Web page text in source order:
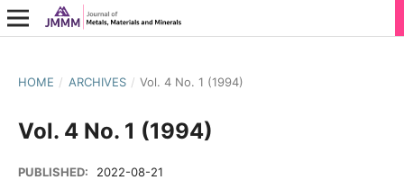
HOME / ARCHIVES / Vol. 4 No. 1 (1994)
Vol. 4 No. 1 (1994)
PUBLISHED: 2022-08-21